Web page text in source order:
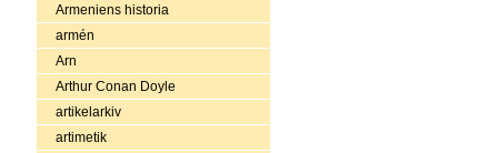
Armeniens historia
armén
Arn
Arthur Conan Doyle
artikelarkiv
artimetik